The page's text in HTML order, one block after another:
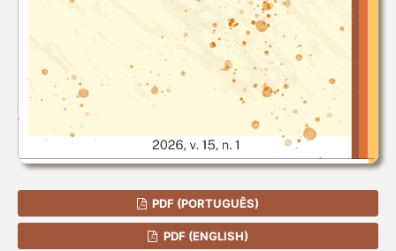
PDF (PORTUGUÊS)
PDF (ENGLISH)